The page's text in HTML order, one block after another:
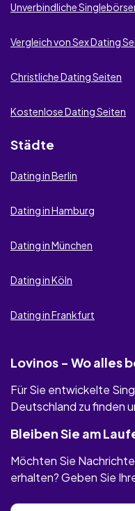
Unverbindliche
Vergleich von Sex Dating
Christliche Dating Seiten
Kostenlose Dating Seiten
Städte
Dating in Berlin
Dating in Hamburg
Dating in München
Dating in Köln
Dating in Frankfurt
Lovinos - Wo alles
Für Sie entwickelte
Deutschland zu finden
Bleiben Sie am
Möchten Sie
erhalten? Geben Sie